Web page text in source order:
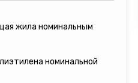
жила номинальным
номинальной